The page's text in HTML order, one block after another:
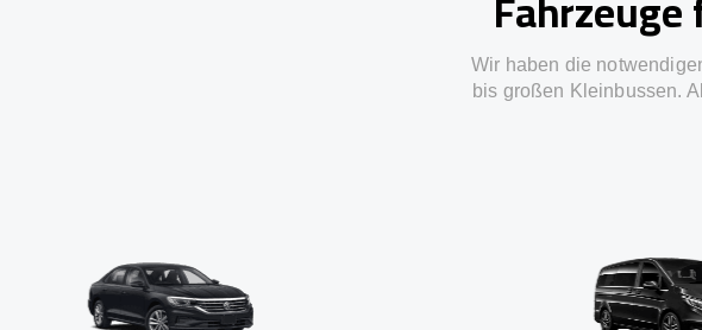
Wir haben die
bis großen Kleinbussen.